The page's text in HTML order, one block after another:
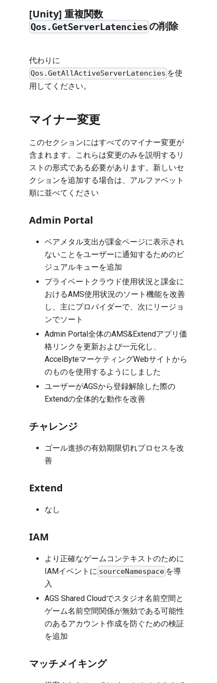
[Unity] 重複関数
Qos.GetServerLatenciesの削除
代わりに
Qos.GetAllActiveServerLatencies を使
用してください。
マイナー変更
このセクションにはすべてのマイナー変更が
含まれます。これらは変更のみを説明するリ
ストの形式である必要があります。新しいセ
クションを追加する場合は、アルファベット
順に並べてください
Admin Portal
ベアメタル支出が課金ページに表示され
ないことをユーザーに通知するためのビ
ジュアルキューを追加
プライベートクラウド使用状況と課金に
おけるAMS使用状況のソート機能を改善
し、主にプロバイダーで、次にリージョ
ンでソート
Admin Portal全体のAMS&Extendアプリ価
格リンクを更新および一元化し、
AccelByteマーケティングWebサイトから
のものを使用するようにしました
ユーザーがAGSから登録解除した際の
Extendの全体的な動作を改善
チャレンジ
ゴール進捗の有効期限切れプロセスを改
善
Extend
なし
IAM
より正確なゲームコンテキストのために
IAMイベントに sourceNamespace を導
入
AGS Shared Cloudでスタジオ名前空間と
ゲーム名前空間関係が無効である可能性
のあるアカウント作成を防ぐための検証
を追加
マッチメイキング